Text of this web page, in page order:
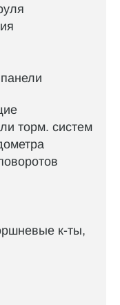
торм. систем
к-ты,